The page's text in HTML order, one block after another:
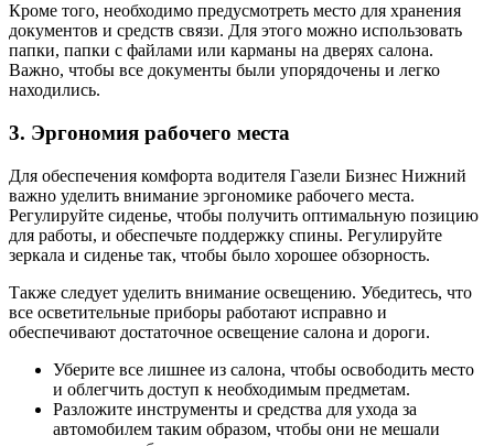
Кроме того, необходимо предусмотреть место для хранения
документов и средств связи. Для этого можно использовать
папки, папки с файлами или карманы на дверях салона.
Важно, чтобы все документы были упорядочены и легко
находились.
3. Эргономия рабочего места
Для обеспечения комфорта водителя Газели Бизнес Нижний
важно уделить внимание эргономике рабочего места.
Регулируйте сиденье, чтобы получить оптимальную позицию
для работы, и обеспечьте поддержку спины. Регулируйте
зеркала и сиденье так, чтобы было хорошее обзорность.
Также следует уделить внимание освещению. Убедитесь, что
все осветительные приборы работают исправно и
обеспечивают достаточное освещение салона и дороги.
Уберите все лишнее из салона, чтобы освободить место
и облегчить доступ к необходимым предметам.
Разложите инструменты и средства для ухода за
автомобилем таким образом, чтобы они не мешали